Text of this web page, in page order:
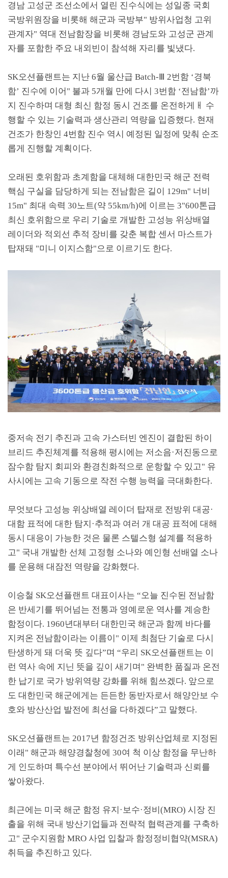
경남 고성군 조선소에서 열린 진수식에는 성일종 국회
국방위원장을 비롯해 해군과 국방부" 방위사업청 고위
관계자" 역대 전남함장을 비롯해 경남도와 고성군 관계
자를 포함한 주요 내외빈이 참석해 자리를 빛냈다.
SK오션플랜트는 지난 6월 울산급 Batch-Ⅲ 2번함 ‘경북
함’ 진수에 이어 " 불과 5개월 만에 다시 3번함 ‘전남함’까
지 진수하며 대형 최신 함정 동시 건조를 온전하게ㅐ 수
행할 수 있는 기술력과 생산관리 역량을 입증했다. 현재
건조가 한창인 4번함 진수 역시 예정된 일정에 맞춰 순조
롭게 진행할 계획이다.
오래된 호위함과 초계함을 대체해 대한민국 해군 전력
핵심 구실을 담당하게 되는 전남함은 길이 129m" 너비
15m" 최대 속력 30노트(약 55km/h)에 이르는 3"600톤급
최신 호위함으로 우리 기술로 개발한 고성능 위상배열
레이더와 적외선 추적 장비를 갖춘 복합 센서 마스트가
탑재돼 "미니 이지스함"으로 이르기도 한다.
중저속 전기 추진과 고속 가스터빈 엔진이 결합된 하이
브리드 추진체계를 적용해 평시에는 저소음·저진동으로
잠수함 탐지 회피와 환경친화적으로 운항할 수 있고" 유
사시에는 고속 기동으로 작전 수행 능력을 극대화한다.
무엇보다 고성능 위상배열 레이더 탑재로 전방위 대공·
대함 표적에 대한 탐지 ·추적과 여러 개 대공 표적에 대해
동시 대응이 가능한 것은 물론 스텔스형 설계를 적용하
고" 국내 개발한 선체 고정형 소나와 예인형 선배열 소나
를 운용해 대잠전 역량을 강화했다.
이승철 SK오션플랜트 대표이사는 “오늘 진수된 전남함
은 반세기를 뛰어넘는 전통과 영예로운 역사를 계승한
함정이다. 1960년대부터 대한민국 해군과 함께 바다를
지켜온 전남함이라는 이름이 " 이제 최첨단 기술로 다시
탄생하게 돼 더욱 뜻 깊다”며 “우리 SK오션플랜트는 이
런 역사 속에 지닌 뜻을 깊이 새기며 " 완벽한 품질과 온전
한 납기로 국가 방위역량 강화를 위해 힘쓰겠다. 앞으로
도 대한민국 해군에게는 든든한 동반자로서 해양안보 수
호와 방산산업 발전에 최선을 다하겠다”고 말했다.
SK오션플랜트는 2017년 함정건조 방위산업체로 지정된
이래 " 해군과 해양경찰청에 30여 척 이상 함정을 무난하
게 인도하며 특수선 분야에서 뛰어난 기술력과 신뢰를
쌓아왔다.
최근에는 미국 해군 함정 유지 ·보수·정비(MRO) 시장 진
출을 위해 국내 방산기업들과 전략적 협력관계를 구축하
고" 군수지원함 MRO 사업 입찰과 함정정비협약(MSRA)
취득을 추진하고 있다.